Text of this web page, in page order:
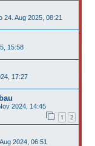
24. Aug 2025, 08:21
15:58
17:27
2024, 14:45
1 2
2024, 06:51